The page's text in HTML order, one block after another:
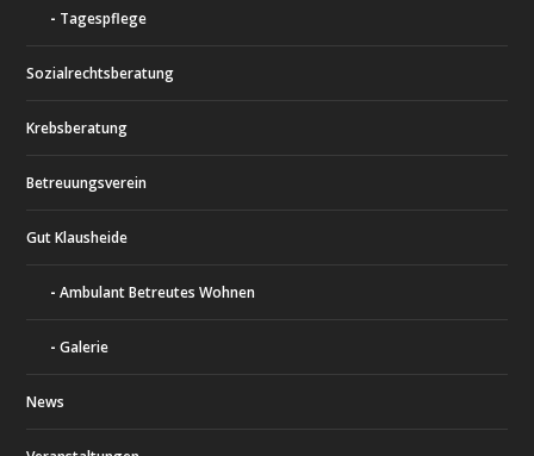
Tagespflege
Sozialrechtsberatung
Krebsberatung
Betreuungsverein
Gut Klausheide
Ambulant Betreutes Wohnen
Galerie
News